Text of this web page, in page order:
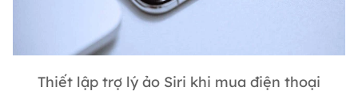
Thiết lập trợ lý ảo Siri khi mua điện thoại